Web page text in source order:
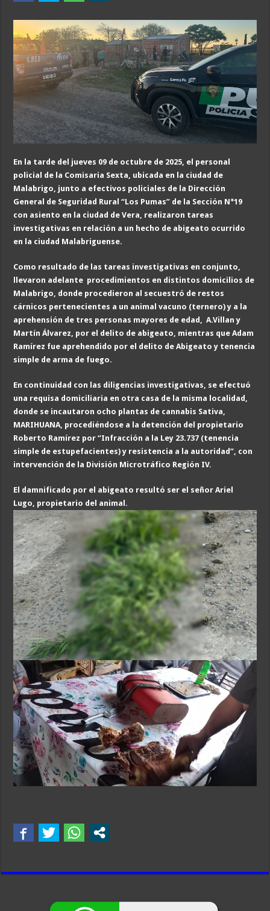
En la tarde del jueves 09 de octubre de 2025, el personal
policial de la Comisaria Sexta, ubicada en la ciudad de
Malabrigo, junto a efectivos policiales de la Dirección
General de Seguridad Rural “Los Pumas” de la Sección N°19
con asiento en la ciudad de Vera, realizaron tareas
investigativas en relación a un hecho de abigeato ocurrido
en la ciudad Malabriguense.
Como resultado de las tareas investigativas en conjunto,
llevaron adelante procedimientos en distintos domicilios de
Malabrigo, donde procedieron al secuestró de restos
cárnicos pertenecientes a un animal vacuno (ternero) y a la
aprehensión de tres personas mayores de edad, A.Villan y
Martín Álvarez, por el delito de abigeato, mientras que Adam
Ramírez fue aprehendido por el delito de Abigeato y tenencia
simple de arma de fuego.
En continuidad con las diligencias investigativas, se efectuó
una requisa domiciliaria en otra casa de la misma localidad,
donde se incautaron ocho plantas de cannabis Sativa,
MARIHUANA, procediéndose a la detención del propietario
Roberto Ramírez por “Infracción a la Ley 23.737 (tenencia
simple de estupefacientes) y resistencia a la autoridad”, con
intervención de la División Microtráfico Región IV.
El damnificado por el abigeato resultó ser el señor Ariel
Lugo, propietario del animal.